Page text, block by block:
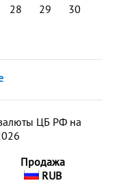
28 29
30
ЦБ РФ на
Продажа
RUB